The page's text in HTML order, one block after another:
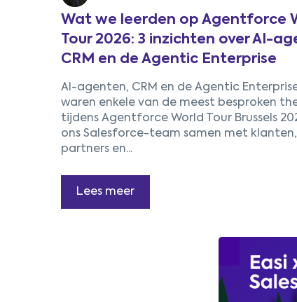
Wat we leerden op Agentforce
Tour 2026: 3 inzichten over AI-
CRM en de Agentic Enterprise
AI-agenten, CRM en de Agentic
waren enkele van de meest besproken
tijdens Agentforce World Tour Brussels
ons Salesforce-team samen met klanten,
partners en...
Lees meer